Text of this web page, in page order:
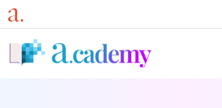
Aller au contenu principal